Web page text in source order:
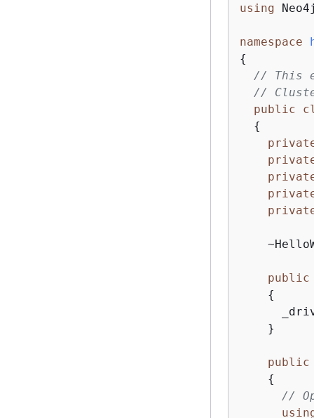
using
namespace
{
// This
//
public
{
public
{
    }
public
{
//